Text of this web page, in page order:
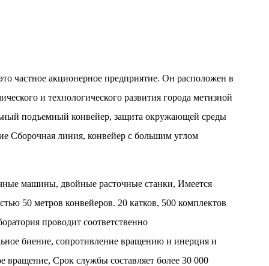
частное акционерное предприятие. Он расположен в
и технологического развития города метизной
подъемный конвейер, защита окружающей среды
Сборочная линия, конвейер с большим углом
машины, двойные расточные станки, Имеется
50 метров конвейеров. 20 катков, 500 комплектов
проводит соответственно
биение, сопротивление вращению и инерция и
Срок службы составляет более 30 000